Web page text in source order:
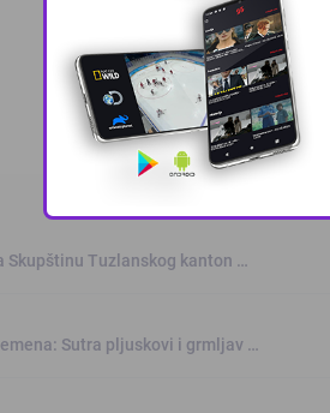
Skupštinu Tuzlanskog kanton …
Sutra pljuskovi i grmljav …